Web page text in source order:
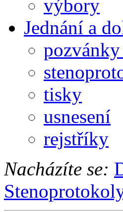
výbory
Jednání a
pozvánky
tisky
usnesení
rejstříky
Nacházíte se: